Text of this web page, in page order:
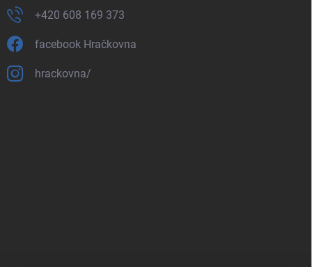
+420 608 169 373
facebook Hračkovna
hrackovna/